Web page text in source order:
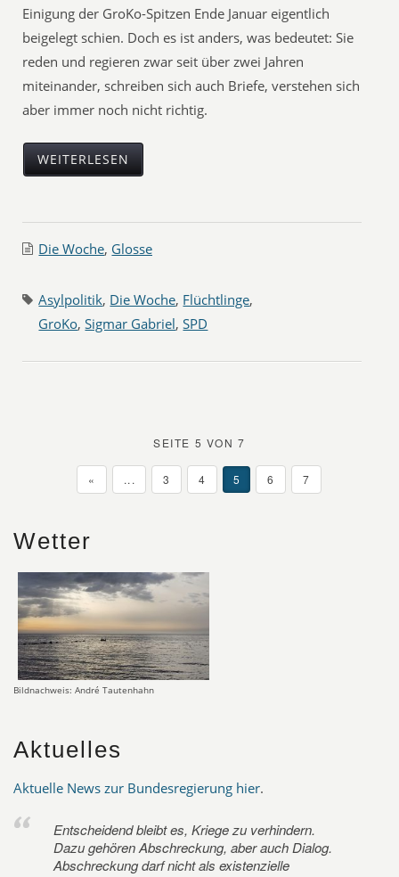
Einigung der GroKo-Spitzen Ende Januar eigentlich
beigelegt schien. Doch es ist anders, was bedeutet: Sie
reden und regieren zwar seit über zwei Jahren
miteinander, schreiben sich auch Briefe, verstehen sich
aber immer noch nicht richtig.
WEITERLESEN
Die Woche, Glosse
Asylpolitik, Die Woche, Flüchtlinge,
GroKo,Sigmar Gabriel,SPD
SEITE 5 VON 7
« ... 3 4 5 6 7
Wetter
Bildnachweis: André Tautenhahn
Aktuelles
Aktuelle News zur Bundesregierung hier.
Entscheidend bleibt es, Kriege zu verhindern.
Dazu gehören Abschreckung, aber auch Dialog.
Abschreckung darf nicht als existenzielle